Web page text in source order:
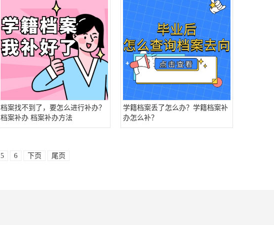
档案找不到了，要怎么进行补办？
档案补办 档案补办方法
学籍档案丢了怎么办？学籍档案补
办怎么补？
5 6 下页 尾页